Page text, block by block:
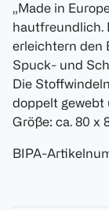
„Made in
hautfreundlich.
erleichtern den
Spuck- und
Die
doppelt gewebt
Größe: ca. 80 x
BIPA-